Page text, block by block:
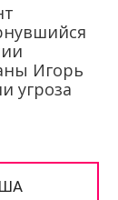
Игорь
угроза